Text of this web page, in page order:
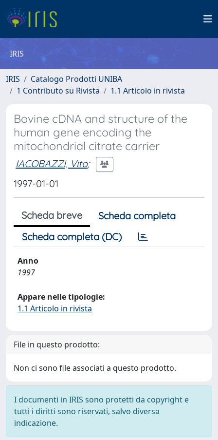
IRIS
IRIS
Catalogo Prodotti UNIBA
1 Contributo su Rivista
1.1 Articolo in rivista
Bovine cDNA and structure of the
human gene encoding the
mitochondrial citrate carrier
IACOBAZZI, Vito;
1997-01-01
Scheda breve
Scheda completa
Scheda completa (DC)
Anno
1997
Appare nelle tipologie:
1.1 Articolo in rivista
File in questo prodotto:
Non ci sono file associati a questo prodotto.
I documenti in IRIS sono protetti da copyright e
tutti i diritti sono riservati, salvo diversa
indicazione.